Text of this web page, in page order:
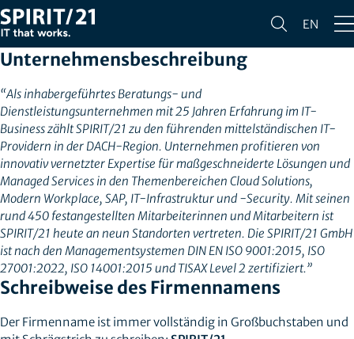
EN
SPIRIT/21 CORPORATE DESIGN
MEDIATHEK
Unternehmensbeschreibung
“Als inhabergeführtes Beratungs- und
Dienstleistungsunternehmen mit 25 Jahren Erfahrung im IT-
Business zählt SPIRIT/21 zu den führenden mittelständischen IT-
Providern in der DACH-Region. Unternehmen profitieren von
innovativ vernetzter Expertise für maßgeschneiderte Lösungen und
Managed Services in den Themenbereichen Cloud Solutions,
Modern Workplace, SAP, IT-Infrastruktur und -Security. Mit seinen
rund 450 festangestellten Mitarbeiterinnen und Mitarbeitern ist
SPIRIT/21 heute an neun Standorten vertreten. Die SPIRIT/21 GmbH
ist nach den Managementsystemen DIN EN ISO 9001:2015, ISO
27001:2022, ISO 14001:2015 und TISAX Level 2 zertifiziert.”
Schreibweise des Firmennamens
Der Firmenname ist immer vollständig in Großbuchstaben und